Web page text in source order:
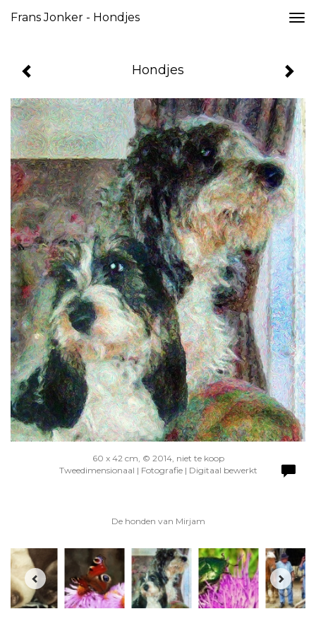
Frans Jonker - Hondjes
Hondjes
60 x 42 cm, © 2014, niet te koop
Tweedimensionaal | Fotografie | Digitaal bewerkt
De honden van Mirjam